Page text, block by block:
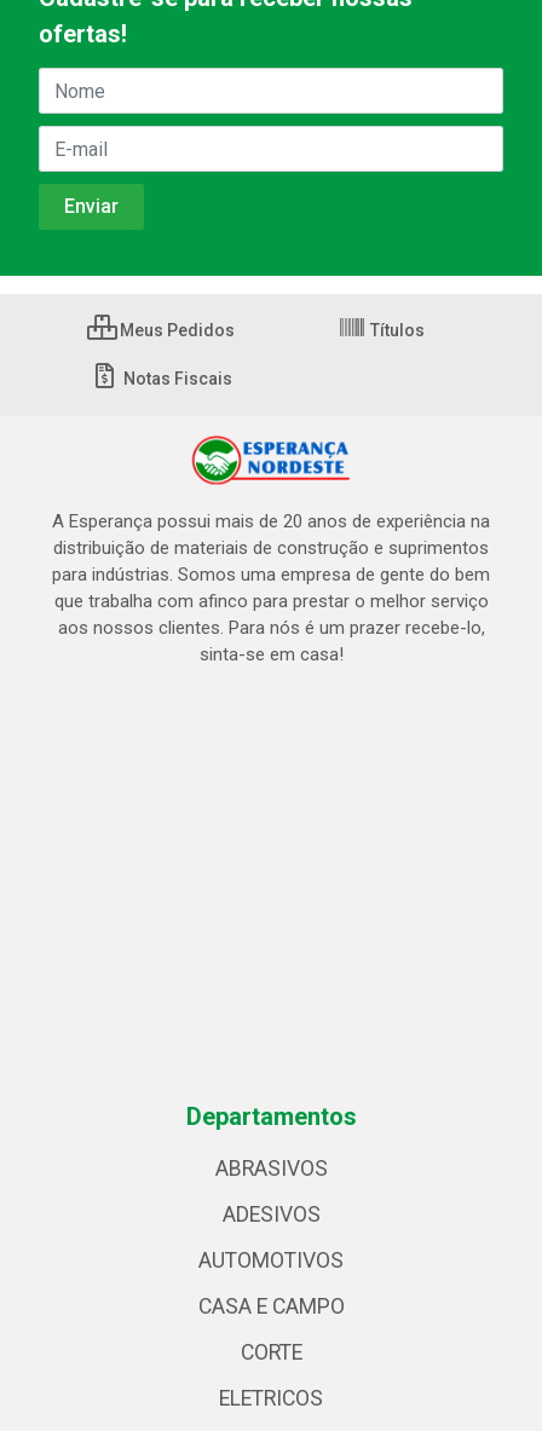
ofertas!
Meus Pedidos Títulos
Notas Fiscais
A Esperança possui mais de 20 anos de experiência na
distribuição de materiais de construção e suprimentos
para indústrias. Somos uma empresa de gente do bem
que trabalha com afinco para prestar o melhor serviço
aos nossos clientes. Para nós é um prazer recebe-lo,
sinta-se em casa!
Departamentos
ABRASIVOS
ADESIVOS
AUTOMOTIVOS
CASA E CAMPO
CORTE
ELETRICOS